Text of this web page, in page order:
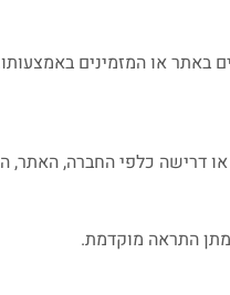
באתר או המזמינים
דרישה כלפי החברה, האתר,
התראה מוקדמת.